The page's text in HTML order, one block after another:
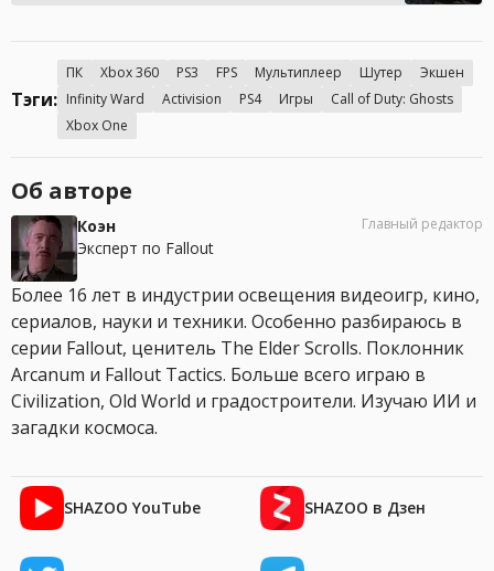
Тэги:
ПК Xbox 360 PS3 FPS Мультиплеер Шутер
Экшен
Infinity Ward
Activision PS4 Игры
Call of Duty: Ghosts
Xbox One
Об авторе
Коэн
Эксперт по Fallout
Главный редактор
Более 16 лет в индустрии освещения видеоигр, кино,
сериалов, науки и техники. Особенно разбираюсь в
серии Fallout, ценитель The Elder Scrolls. Поклонник
Arcanum и Fallout Tactics. Больше всего играю в
Civilization, Old World и градостроители. Изучаю ИИ и
загадки космоса.
SHAZOO YouTube SHAZOO в Дзен